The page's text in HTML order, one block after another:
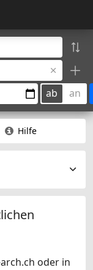
ab an
Hilfe
oder in